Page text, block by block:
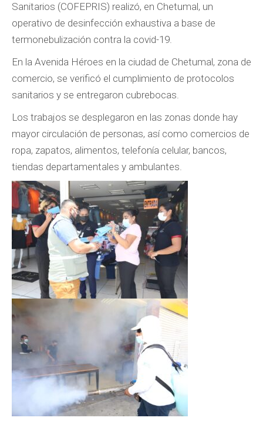
Sanitarios (COFEPRIS) realizó, en Chetumal, un
operativo de desinfección exhaustiva a base de
termonebulización contra la covid-19.
En la Avenida Héroes en la ciudad de Chetumal, zona de
comercio, se verificó el cumplimiento de protocolos
sanitarios y se entregaron cubrebocas.
Los trabajos se desplegaron en las zonas donde hay
mayor circulación de personas, así como comercios de
ropa, zapatos, alimentos, telefonía celular, bancos,
tiendas departamentales y ambulantes.